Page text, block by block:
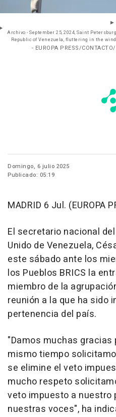
Archivo - September 25, 2024, Saint
Republic of Venezuela, fluttering in the
- EUROPA PRESS/
Domingo, 6 julio 2025
Publicado: 05:19
MADRID 6 Jul. (EUROPA
El secretario nacional
Unido de Venezuela,
este sábado ante los
los Pueblos BRICS la
miembro de la
reunión a la que ha sido
pertenencia del país.
"Damos muchas gracias
mismo tiempo
se elimine el veto
mucho respeto
veto impuesto a nuestro
nuestras voces", ha